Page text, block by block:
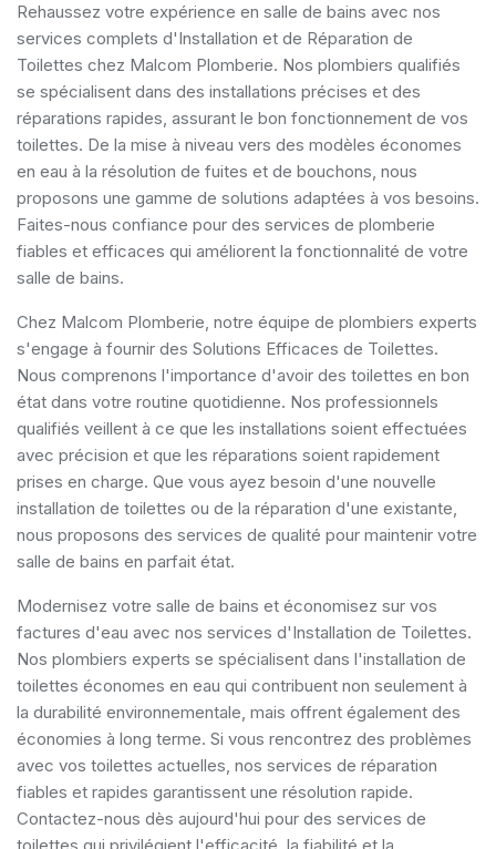
Rehaussez votre expérience en salle de bains avec nos
services complets d'Installation et de Réparation de
Toilettes chez Malcom Plomberie. Nos plombiers qualifiés
se spécialisent dans des installations précises et des
réparations rapides, assurant le bon fonctionnement de vos
toilettes. De la mise à niveau vers des modèles économes
en eau à la résolution de fuites et de bouchons, nous
proposons une gamme de solutions adaptées à vos besoins.
Faites-nous confiance pour des services de plomberie
fiables et efficaces qui améliorent la fonctionnalité de votre
salle de bains.
Chez Malcom Plomberie, notre équipe de plombiers experts
s'engage à fournir des Solutions Efficaces de Toilettes.
Nous comprenons l'importance d'avoir des toilettes en bon
état dans votre routine quotidienne. Nos professionnels
qualifiés veillent à ce que les installations soient effectuées
avec précision et que les réparations soient rapidement
prises en charge. Que vous ayez besoin d'une nouvelle
installation de toilettes ou de la réparation d'une existante,
nous proposons des services de qualité pour maintenir votre
salle de bains en parfait état.
Modernisez votre salle de bains et économisez sur vos
factures d'eau avec nos services d'Installation de Toilettes.
Nos plombiers experts se spécialisent dans l'installation de
toilettes économes en eau qui contribuent non seulement à
la durabilité environnementale, mais offrent également des
économies à long terme. Si vous rencontrez des problèmes
avec vos toilettes actuelles, nos services de réparation
fiables et rapides garantissent une résolution rapide.
Contactez-nous dès aujourd'hui pour des services de